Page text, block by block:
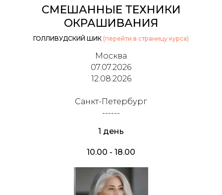
СМЕШАННЫЕ ТЕХНИКИ
ОКРАШИВАНИЯ
ГОЛЛИВУДСКИЙ ШИК (перейти в страницу курса)
Москва
07.07.2026
12.08.2026
Санкт-Петербург
------
1 день
10.00 - 18.00